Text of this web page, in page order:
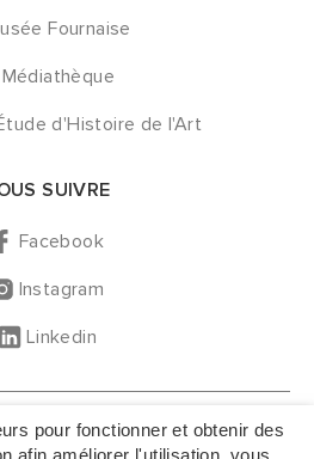
pour fonctionner et obtenir des
afin améliorer l'utilisation, vous
Fournaise
Médiathèque
d'Histoire de l'Art
SUIVRE
Facebook
Instagram
Linkedin
DES COOKIES
LÉGALES